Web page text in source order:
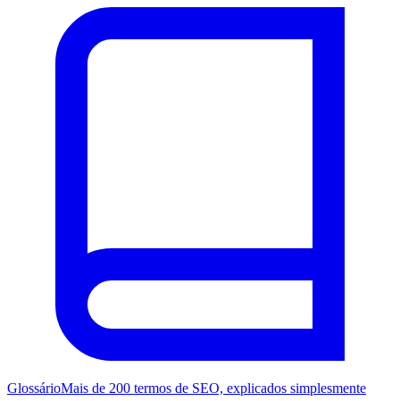
GlossárioMais de 200 termos de SEO, explicados simplesmente